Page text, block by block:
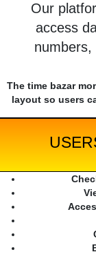
Our
access
numbers,
The time bazar
layout so users